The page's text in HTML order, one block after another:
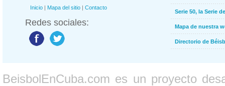
Inicio | Mapa del sitio | Contacto
Redes sociales:
Serie 50, la Serie
Mapa de nuestra
Directorio de
BeisbolEnCuba.com es un proyecto